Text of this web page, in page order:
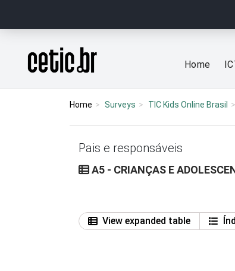
Página inicial
Home
Home Surveys TIC Kids Online Brasil
Pais e responsáveis
A5 - CRIANÇAS E
View expanded table